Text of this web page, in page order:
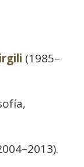
(1985–